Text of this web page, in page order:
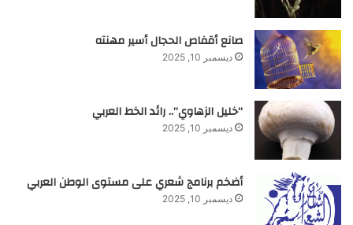
صانع أقفاص الحجال أسير مهنته
ديسمبر 10, 2025
“خليل الزهاوي”.. رائد الخط العربي
ديسمبر 10, 2025
أضخم برنامج شعري على مستوى الوطن العربي
ديسمبر 10, 2025